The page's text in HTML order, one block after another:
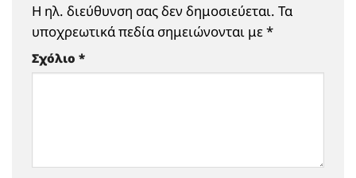
Η ηλ. διεύθυνση σας δεν δημοσιεύεται. Τα
υποχρεωτικά πεδία σημειώνονται με*
Σχόλιο *